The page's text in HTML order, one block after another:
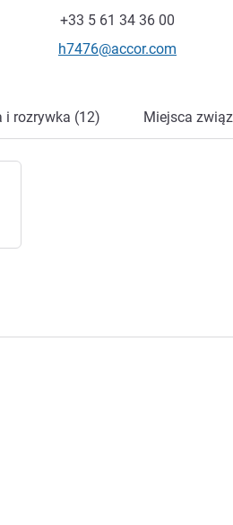
Faks
+33 5 61 34 36 00
Kontaktowy adres e-mail
h7476@accor.com
i rozrywka (12) Miejsca